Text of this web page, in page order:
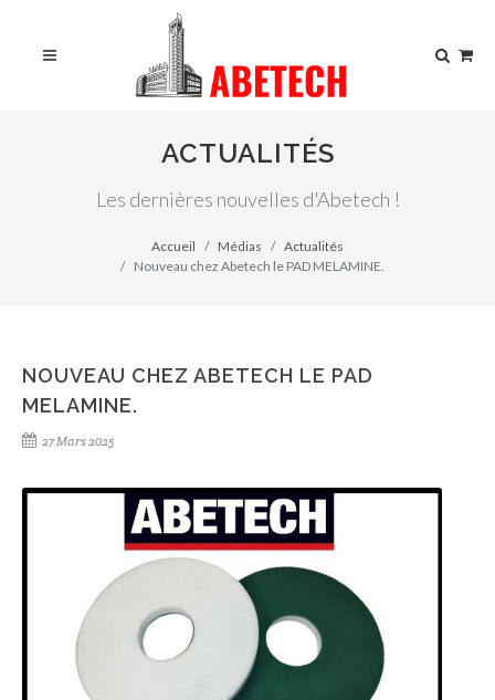
ACTUALITÉS
Les dernières nouvelles d'Abetech !
Accueil Médias
Actualités
Nouveau chez Abetech le PAD MELAMINE.
NOUVEAU CHEZ ABETECH LE PAD
MELAMINE.
27 Mars 2025